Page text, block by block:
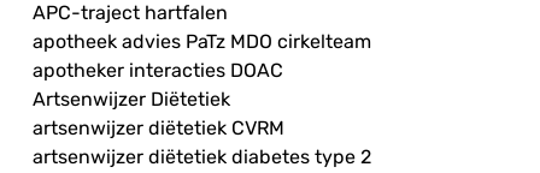
APC-traject hartfalen
apotheek advies PaTz MDO cirkelteam
apotheker interacties DOAC
Artsenwijzer Diëtetiek
artsenwijzer diëtetiek CVRM
artsenwijzer diëtetiek diabetes type 2